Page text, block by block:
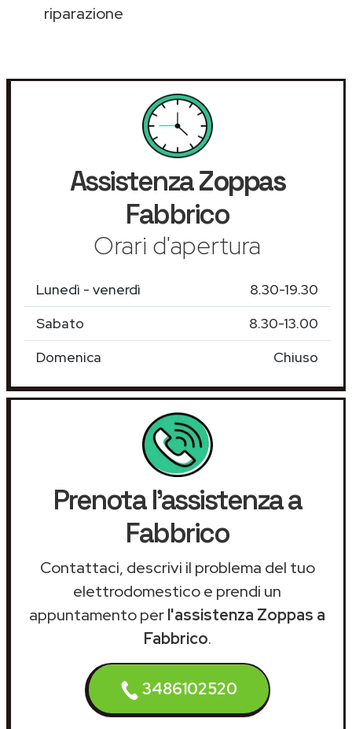
riparazione
AssistenzaZoppas
Fabbrico
Orari d'apertura
Lunedì - venerdì
8.30-19.30
Sabato
8.30-13.00
Domenica
Chiuso
Prenota l'assistenza a
Fabbrico
Contattaci, descrivi il problema del tuo
elettrodomestico e prendi un
appuntamento perl'assistenza Zoppas a
Fabbrico.
3486102520